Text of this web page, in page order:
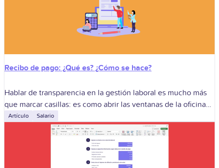
Recibo de pago: ¿Qué es? ¿Cómo se hace?
Hablar de transparencia en la gestión laboral es mucho más
que marcar casillas: es como abrir las ventanas de la oficina
para dejar entrar la confianza, el orden y la
Artículo Salario